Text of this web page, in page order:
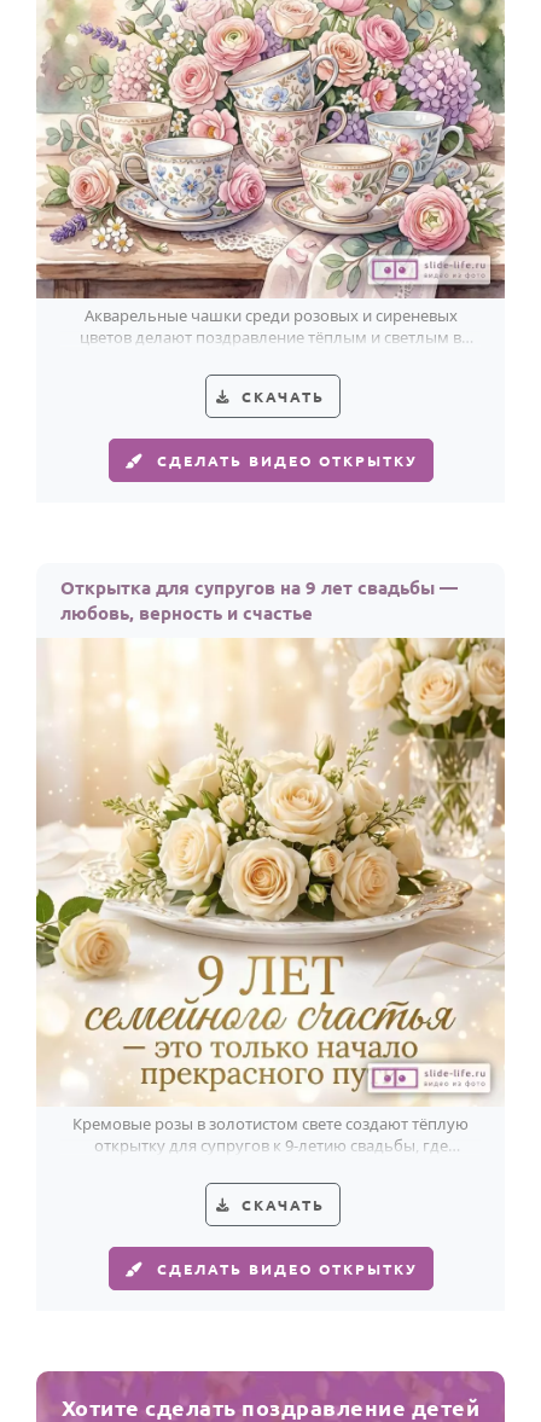
Акварельные чашки среди розовых и сиреневых
цветов делают поздравление тёплым и светлым в
СКАЧАТЬ
СДЕЛАТЬ ВИДЕО ОТКРЫТКУ
Открытка для супругов на 9 лет свадьбы —
любовь, верность и счастье
Кремовые розы в золотистом свете создают тёплую
открытку для супругов к 9-летию свадьбы, где
СКАЧАТЬ
СДЕЛАТЬ ВИДЕО ОТКРЫТКУ
Хотите сделать поздравление детей